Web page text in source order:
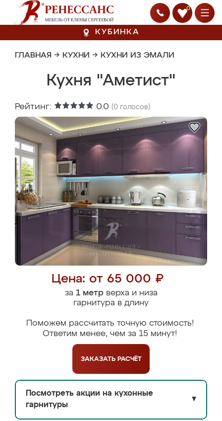
0
КУБИНКА
ГЛАВНАЯ → КУХНИ → КУХНИ ИЗ ЭМАЛИ
Кухня "Аметист"
Рейтинг: 0.0 (0 голосов)
Цена: от 65 000 ₽
за 1 метрверха и низа
гарнитура в длину
Поможем рассчитать точную стоимость!
Ответим менее, чем за 15 минут!
ЗАКАЗАТЬ РАСЧЁТ
Посмотреть акции на кухонные
гарнитуры
▼